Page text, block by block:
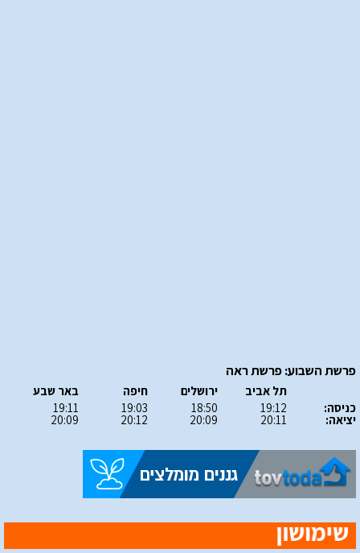
פרשת השבוע: פרשת ראה
כניסה:
יציאה:
תל אביב
19:12
20:11
ירושלים
18:50
20:09
חיפה
19:03
20:12
באר שבע
19:11
20:09